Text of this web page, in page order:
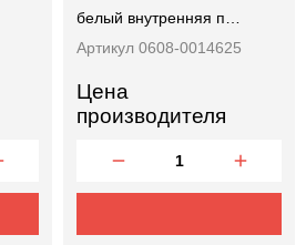
белый внутренняя п…
Артикул 0608-0014625
Цена
производителя